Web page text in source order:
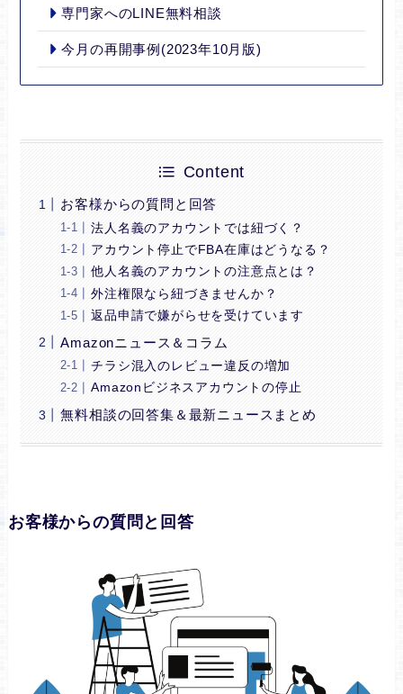
専門家へのLINE無料相談
今月の再開事例(2023年10月版)
Content
お客様からの質問と回答
法人名義のアカウントでは紐づく？
アカウント停止でFBA在庫はどうなる？
他人名義のアカウントの注意点とは？
外注権限なら紐づきませんか？
返品申請で嫌がらせを受けています
Amazonニュース＆コラム
チラシ混入のレビュー違反の増加
Amazonビジネスアカウントの停止
無料相談の回答集＆最新ニュースまとめ
お客様からの質問と回答